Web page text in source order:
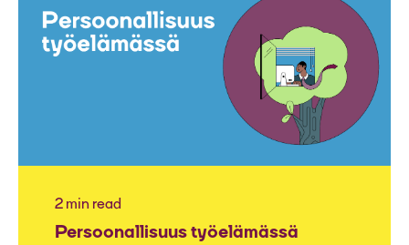
2 min read
Persoonallisuus työelämässä